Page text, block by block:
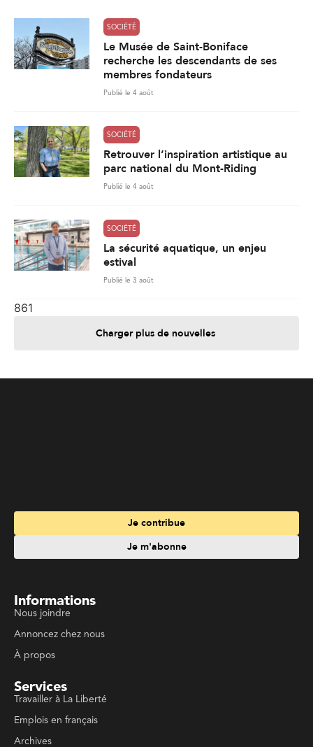
SOCIÉTÉ
Le Musée de Saint-Boniface
recherche les descendants de ses
membres fondateurs
Publié le 4 août
SOCIÉTÉ
Retrouver l’inspiration artistique au
parc national du Mont-Riding
Publié le 4 août
SOCIÉTÉ
La sécurité aquatique, un enjeu
estival
Publié le 3 août
861
Charger plus de nouvelles
Informations
Services
Travailler à La Liberté
Emplois en français
Suivez La Liberté